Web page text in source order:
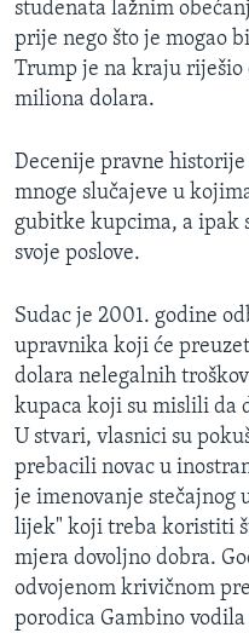
studenata lažnim
prije nego što je mogao
Trump je na kraju riješio
miliona dolara.
Decenije pravne
mnoge slučajeve u
gubitke kupcima, a ipak
svoje poslove.
Sudac je 2001. godine
upravnika koji će
dolara nelegalnih
kupaca koji su mislili da
U stvari, vlasnici su
prebacili novac u
je imenovanje
lijek" koji treba koristiti
mjera dovoljno dobra.
odvojenom krivičnom
porodica Gambino